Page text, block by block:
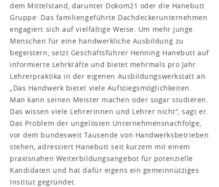
dem Mittelstand, darunter Dokom21 oder die Hanebutt
Gruppe: Das familiengeführte Dachdeckerunternehmen
engagiert sich auf vielfältige Weise. Um mehr junge
Menschen für eine handwerkliche Ausbildung zu
begeistern, setzt Geschäftsführer Henning Hanebutt auf
informierte Lehrkräfte und bietet mehrmals pro Jahr
Lehrerpraktika in der eigenen Ausbildungswerkstatt an.
„Das Handwerk bietet viele Aufstiegsmöglichkeiten.
Man kann seinen Meister machen oder sogar studieren.
Das wissen viele Lehrerinnen und Lehrer nicht“, sagt er.
Das Problem der ungelösten Unternehmensnachfolge,
vor dem bundesweit Tausende von Handwerksbetrieben
stehen, adressiert Hanebutt seit kurzem mit einem
praxisnahen Weiterbildungsangebot für potenzielle
Kandidaten und hat dafür eigens ein gemeinnütziges
Institut gegründet.